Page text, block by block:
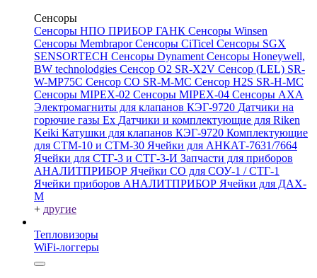
Сенсоры
Сенсоры НПО ПРИБОР ГАНК Сенсоры Winsen
Сенсоры MembraporСенсоры CiTicel Сенсоры SGX
SENSORTECH Сенсоры Dynament Сенсоры Honeywell,
BW technolodgies Сенсор O2 SR-X2V Сенсор (LEL) SR-
W-MP75C Сенсор CO SR-M-MC Сенсор H2S SR-H-MC
Сенсоры MIPEX-02 Сенсоры MIPEX-04 Сенсоры АХА
Электромагниты для клапанов КЭГ-9720 Датчики на
горючие газы Ex Датчики и комплектующие для Riken
Keiki Катушки для клапанов КЭГ-9720 Комплектующие
для СТМ-10 и СТМ-30 Ячейки для АНКАТ-7631/7664
Ячейки для СТГ-3 и СТГ-3-И Запчасти для приборов
АНАЛИТПРИБОР Ячейки CO для СОУ-1 / СТГ-1
Ячейки приборов АНАЛИТПРИБОР Ячейки для ДАХ-
М
+ другие
Тепловизоры
WiFi-логгеры